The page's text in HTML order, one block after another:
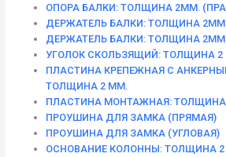
ОПОРА БАЛКИ: ТОЛЩИНА 2ММ.
ДЕРЖАТЕЛЬ БАЛКИ: ТОЛЩИНА
ДЕРЖАТЕЛЬ БАЛКИ: ТОЛЩИНА
УГОЛОК СКОЛЬЗЯЩИЙ: ТОЛЩИНА 2
ПЛАСТИНА КРЕПЕЖНАЯ С
ТОЛЩИНА 2 ММ.
ПЛАСТИНА МОНТАЖНАЯ:
ПРОУШИНА ДЛЯ ЗАМКА (ПРЯМАЯ)
ПРОУШИНА ДЛЯ ЗАМКА (УГЛОВАЯ)
ОСНОВАНИЕ КОЛОННЫ: ТОЛЩИНА